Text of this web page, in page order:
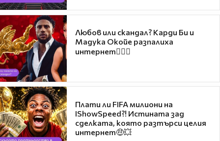
Любов или скандал? Карди Би и
Мадука Окойе разпалиха
интернет❤️‍🔥🔥
Плати ли FIFA милиони на
IShowSpeed?! Истината зад
сделката, която разтърси целия
интернет🤑💥